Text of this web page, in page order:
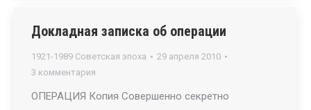
Докладная записка об операции
1921-1989 Советская эпоха
29 апреля 2010
3 комментария
ОПЕРАЦИЯ Копия Совершенно секретно